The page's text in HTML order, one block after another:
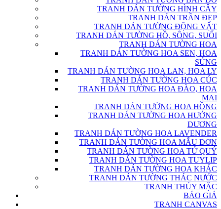
TRANH DÁN TƯỜNG HÌNH CÂY
TRANH DÁN TRẦN ĐẸP
TRANH DÁN TƯỜNG ĐỘNG VẬT
TRANH DÁN TƯỜNG HỒ, SÔNG, SUỐI
TRANH DÁN TƯỜNG HOA
TRANH DÁN TƯỜNG HOA SEN, HOA
SÚNG
TRANH DÁN TƯỜNG HOA LAN, HOA LY
TRANH DÁN TƯỜNG HOA CÚC
TRANH DÁN TƯỜNG HOA ĐÀO, HOA
MAI
TRANH DÁN TƯỜNG HOA HỒNG
TRANH DÁN TƯỜNG HOA HƯỚNG
DƯƠNG
TRANH DÁN TƯỜNG HOA LAVENDER
TRANH DÁN TƯỜNG HOA MẪU ĐƠN
TRANH DÁN TƯỜNG HOA TỨ QUÝ
TRANH DÁN TƯỜNG HOA TUYLIP
TRANH DÁN TƯỜNG HOA KHÁC
TRANH DÁN TƯỜNG THÁC NƯỚC
TRANH THỦY MẶC
BÁO GIÁ
TRANH CANVAS